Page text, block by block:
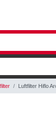
Luftfilter Hiflo